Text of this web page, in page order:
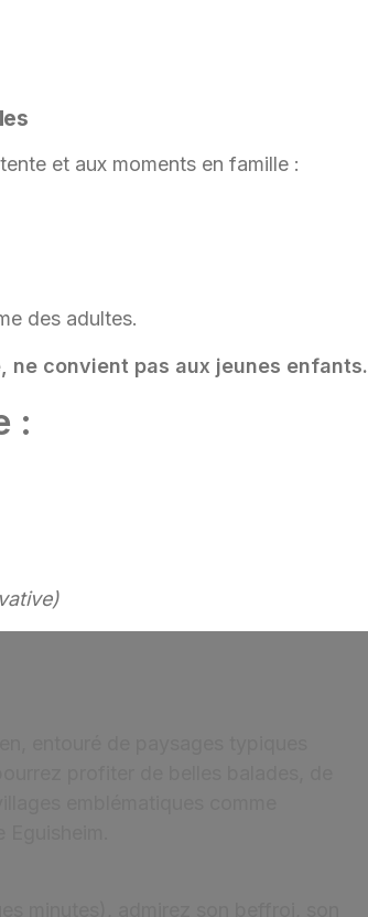
et aux moments en famille :
des adultes.
ne convient pas aux jeunes enfants.
: